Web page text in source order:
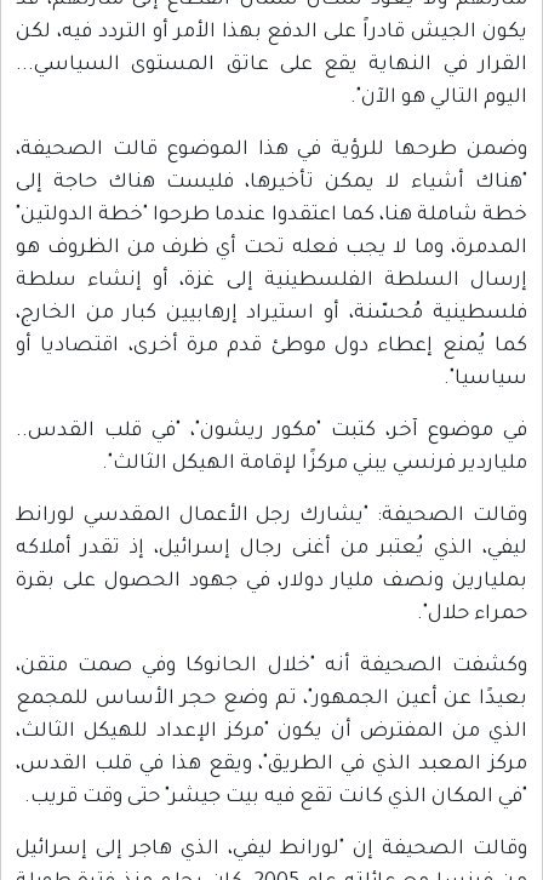
يكون الجيش قادراً على الدفع بهذا الأمر أو التردد فيه، لكن
القرار في النهاية يقع على عاتق المستوى السياسي...
اليوم التالي هو الآن".
وضمن طرحها للرؤية في هذا الموضوع قالت الصحيفة،
"هناك أشياء لا يمكن تأخيرها، فليست هناك حاجة إلى
خطة شاملة هنا، كما اعتقدوا عندما طرحوا "خطة الدولتين"
المدمرة، وما لا يجب فعله تحت أي ظرف من الظروف هو
إرسال السلطة الفلسطينية إلى غزة، أو إنشاء سلطة
فلسطينية مُحسّنة، أو استيراد إرهابيين كبار من الخارج،
كما يُمنع إعطاء دول موطئ قدم مرة أخرى، اقتصاديا أو
سياسيا".
في موضوع آخر، كتبت "مكور ريشون"، "في قلب القدس..
ملياردير فرنسي يبني مركزًا لإقامة الهيكل الثالث".
وقالت الصحيفة: "يشارك رجل الأعمال المقدسي لورانط
ليفي، الذي يُعتبر من أغنى رجال إسرائيل، إذ تقدر أملاكه
بمليارين ونصف مليار دولار، في جهود الحصول على بقرة
حمراء حلال".
وكشفت الصحيفة أنه "خلال الحانوكا وفي صمت متقن،
بعيدًا عن أعين الجمهور"، تم وضع حجر الأساس للمجمع
الذي من المفترض أن يكون "مركز الإعداد للهيكل الثالث،
مركز المعبد الذي في الطريق"، ويقع هذا في قلب القدس،
"في المكان الذي كانت تقع فيه بيت جيشر" حتى وقت قريب.
وقالت الصحيفة إن "لورانط ليفي، الذي هاجر إلى إسرائيل